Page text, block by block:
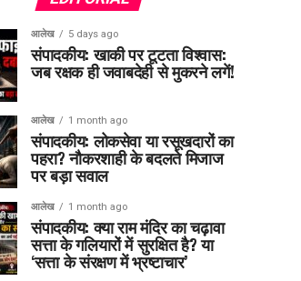
आलेख 5 days ago
संपादकीय: खाकी पर टूटता विश्वास:
जब रक्षक ही जवाबदेही से मुकरने लगें!
आलेख 1 month ago
संपादकीय: लोकसेवा या रसूखदारों का
पहरा? नौकरशाही के बदलते मिजाज
पर बड़ा सवाल
आलेख 1 month ago
संपादकीय: क्या राम मंदिर का चढ़ावा
सत्ता के गलियारों में सुरक्षित है? या
‘सत्ता के संरक्षण में भ्रष्टाचार’